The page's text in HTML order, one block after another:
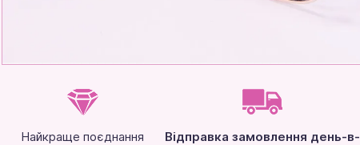
Найкраще поєднання
Відправка замовлення день-в-